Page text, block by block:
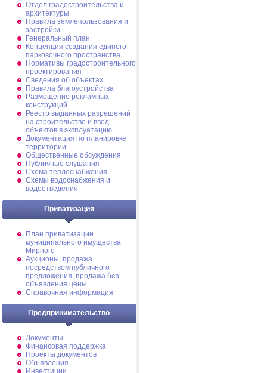
Отдел градостроительства и
архитектуры
Правила землепользования и
застройки
Генеральный план
Концепция создания единого
парковочного пространства
Нормативы градостроительного
проектирования
Сведения об объектах
Правила благоустройства
Размещение рекламных
конструкций
Реестр выданных разрешений
на строительство и ввод
объектов в эксплуатацию
Документация по планировке
территории
Общественные обсуждения
Публичные слушания
Схема теплоснабжения
Схемы водоснабжения и
водоотведения
Приватизация
План приватизации
муниципального имущества
Мирного
Аукционы, продажа
посредством публичного
предложения, продажа без
объявления цены
Справочная информация
Предпринимательство
Документы
Финансовая поддержка
Проекты документов
Объявления
Инвестиции